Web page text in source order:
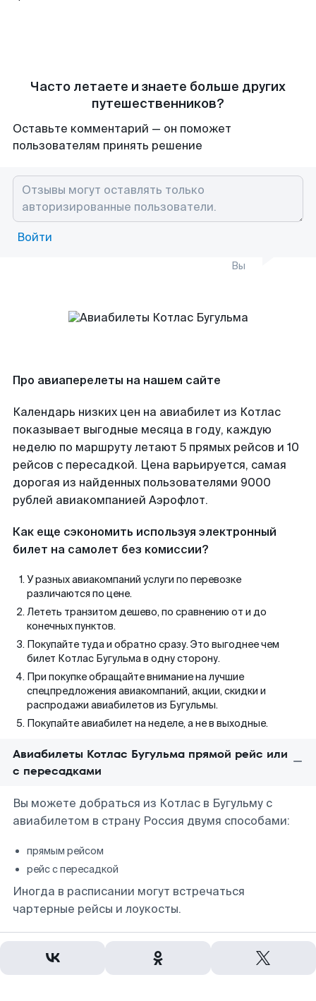
Часто летаете и знаете больше других
путешественников?
Оставьте комментарий — он поможет
пользователям принять решение
Войти
Вы
Про авиаперелеты на нашем сайте
Календарь низких цен на авиабилет из Котлас
показывает выгодные месяца в году, каждую
неделю по маршруту летают 5 прямых рейсов и 10
рейсов с пересадкой. Цена варьируется, самая
дорогая из найденных пользователями 9000
рублей авиакомпанией Аэрофлот.
Как еще сэкономить используя электронный
билет на самолет без комиссии?
У разных авиакомпаний услуги по перевозке
различаются по цене.
Лететь транзитом дешево, по сравнению от и до
конечных пунктов.
Покупайте туда и обратно сразу. Это выгоднее чем
билет Котлас Бугульма в одну сторону.
При покупке обращайте внимание на лучшие
спецпредложения авиакомпаний, акции, скидки и
распродажи авиабилетов из Бугульмы.
Покупайте авиабилет на неделе, а не в выходные.
Авиабилеты Котлас Бугульма прямой рейс или
с пересадками
Вы можете добраться из Котлас в Бугульму с
авиабилетом в страну Россия двумя способами:
прямым рейсом
рейс с пересадкой
Иногда в расписании могут встречаться
чартерные рейсы и лоукосты.